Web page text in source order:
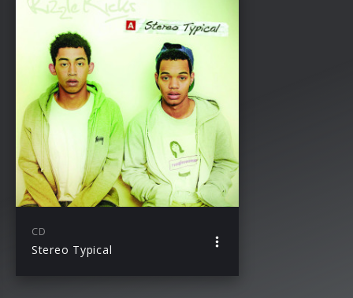
CD
Stereo Typical